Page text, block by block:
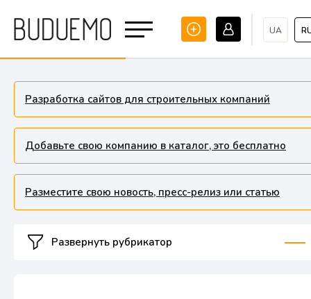
UA
Разработка сайтов для строительных компаний
Добавьте свою компанию в каталог, это бесплатно
Разместите свою новость, пресс-релиз или статью
Развернуть рубрикатор